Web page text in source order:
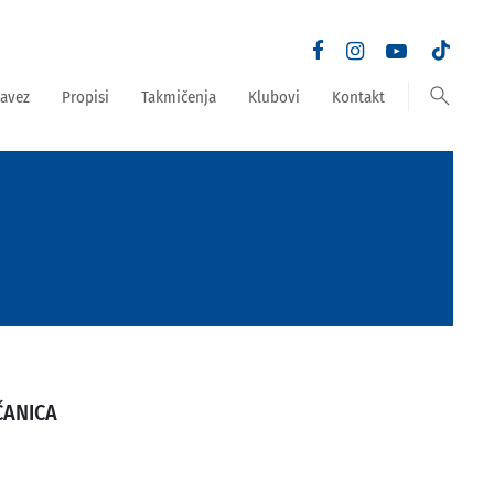
Propisi Takmičenja Klubovi Kontakt search